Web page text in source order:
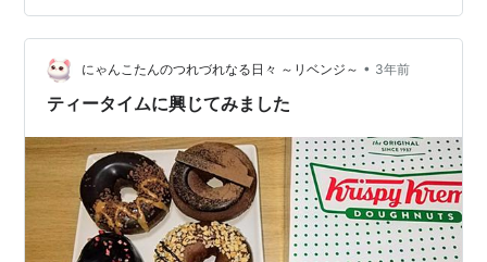
ィータイム。最強の相棒はチョコドーナツ ⚜️ ポップな見
た目と不思議なギャップ ⚜️ 海賊の名を持つ優雅な紅茶
⚜️…
にゃんこたんのつれづれなる日々 ～リベンジ～ • 3年前
ティータイムに興じてみました